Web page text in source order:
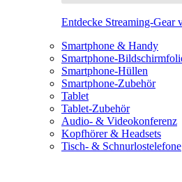
Entdecke Streaming-Gear
Smartphone & Handy
Smartphone-
Smartphone-Hüllen
Smartphone-Zubehör
Tablet
Tablet-Zubehör
Audio- & Videokonferenz
Kopfhörer & Headsets
Tisch- & Schnurlostelefone